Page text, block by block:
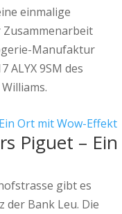
einmalige
Zusammenarbeit
Manufaktur
ALYX 9SM des
Piguet – Ein
gibt es
der Bank Leu. Die